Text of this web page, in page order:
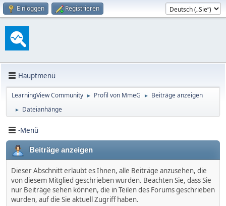
Einloggen Registrieren
Hauptmenü
LearningView Community ► Profil von MmeG ► Beiträge anzeigen
► Dateianhänge
-Menü
Beiträge anzeigen
Dieser Abschnitt erlaubt es Ihnen, alle Beiträge anzusehen, die
von diesem Mitglied geschrieben wurden. Beachten Sie, dass Sie
nur Beiträge sehen können, die in Teilen des Forums geschrieben
wurden, auf die Sie aktuell Zugriff haben.